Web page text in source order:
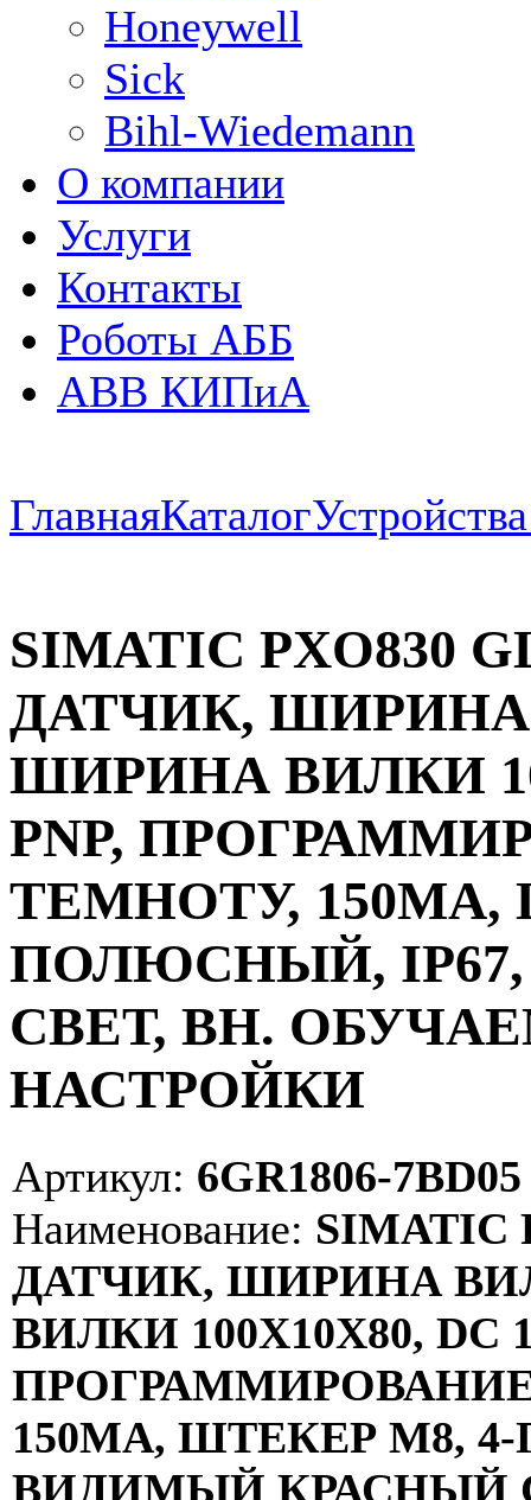
Honeywell
Sick
Bihl-Wiedemann
О компании
Услуги
Контакты
Роботы АББ
ABB КИПиА
ГлавнаяКаталог
SIMATIC PXO830
ДАТЧИК,
ШИРИНА ВИЛКИ
PNP,
ТЕМНОТУ,
ПОЛЮСНЫЙ,
СВЕТ, ВН.
НАСТРОЙКИ
Артикул: 6GR1806-7BD05
Наименование:
ДАТЧИК, ШИРИНА
ВИЛКИ 100X10X80, DC
150MA, ШТЕКЕР М8,
ВИДИМЫЙ КРАСНЫЙ